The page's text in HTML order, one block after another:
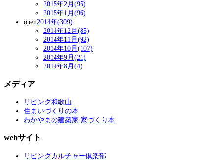
2015年2月(95)
2015年1月(96)
open2014年(309)
2014年12月(85)
2014年11月(92)
2014年10月(107)
2014年9月(21)
2014年8月(4)
メディア
リビング和歌山
住まいづくりの本
わかやまの建築家 家づくり本
webサイト
リビングカルチャー倶楽部